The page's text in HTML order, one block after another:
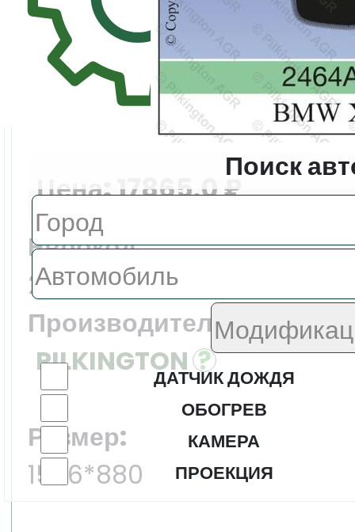
Поиск
ДАТЧИК ДОЖДЯ
ОБОГРЕВ
КАМЕРА
ПРОЕКЦИЯ
Цена:17865.0 ₽
Еврокод:
2464AGNMV6T
Производитель:
PILKINGTON
Размер:
1506*880